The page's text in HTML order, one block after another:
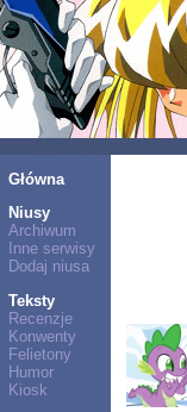
Główna
Niusy
Archiwum
Inne serwisy
Dodaj niusa
Teksty
Recenzje
Konwenty
Felietony
Humor
Kiosk